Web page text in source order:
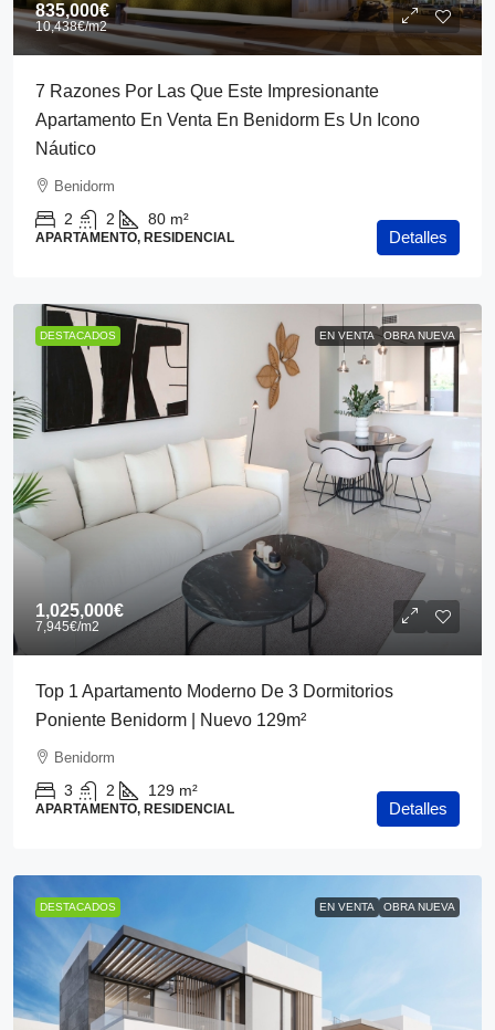
835,000€
10,438€/m2
7 Razones Por Las Que Este Impresionante
Apartamento En Venta En Benidorm Es Un Icono
Náutico
Benidorm
2 2 80 m²
APARTAMENTO, RESIDENCIAL Detalles
DESTACADOS EN VENTA OBRA NUEVA
1,025,000€
7,945€/m2
Top 1 Apartamento Moderno De 3 Dormitorios
Poniente Benidorm | Nuevo 129m²
Benidorm
3 2 129 m²
APARTAMENTO, RESIDENCIAL Detalles
DESTACADOS EN VENTA OBRA NUEVA